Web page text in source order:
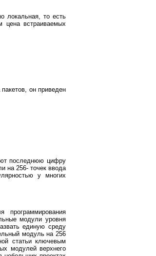
локальная, то есть
цена встраиваемых
он приведен
последнюю цифру
на 256- точек ввода
у многих
программирования
модули уровня
единую среду
модуль на 256
статьи ключевым
модулей верхнего